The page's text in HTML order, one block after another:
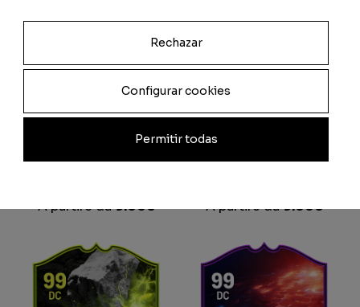
A partire da9.00€ A partire da9.00€
Rechazar
Configurar cookies
Permitir todas